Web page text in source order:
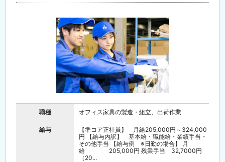
職種 オフィス家具の製造・組立、出荷作業
給与
【準コア正社員】 月給205,000円～324,000
円 【給与内訳】 基本給・職能給・業績手当・
その他手当 【給与例 ※日勤の場合】 月
給 205,000円 残業手当 32,7000円
（20...